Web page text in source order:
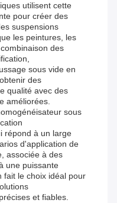
utilisent cette
pour créer des
suspensions
les peintures, les
des
sous vide en
des
qualité avec des
améliorées.
sous
répond à un large
d'application de
associée à des
une puissante
fait le choix idéal pour
et fiables.